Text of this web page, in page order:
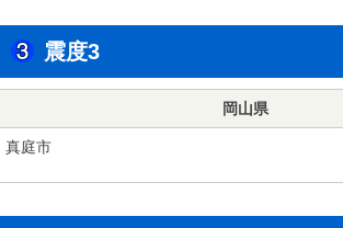
震度3
岡山県
真庭市